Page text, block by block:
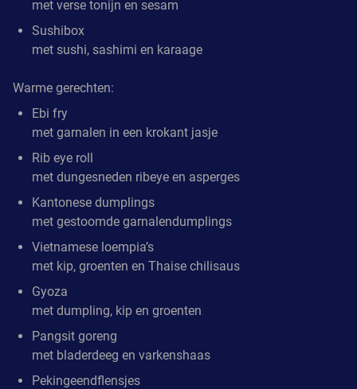
met verse tonijn en sesam
Sushibox
met sushi, sashimi en karaage
Warme gerechten:
Ebi fry
met garnalen in een krokant jasje
Rib eye roll
met dungesneden ribeye en asperges
Kantonese dumplings
met gestoomde garnalendumplings
Vietnamese loempia’s
met kip, groenten en Thaise chilisaus
Gyoza
met dumpling, kip en groenten
Pangsit goreng
met bladerdeeg en varkenshaas
Pekingeendflensjes